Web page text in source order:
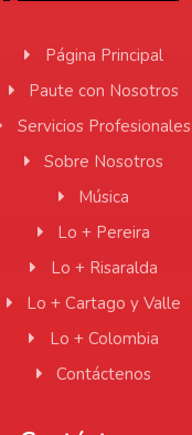
Página Principal
Paute con Nosotros
Servicios Profesionales
Sobre Nosotros
Música
Lo + Pereira
Lo + Risaralda
Lo + Cartago y Valle
Lo + Colombia
Contáctenos